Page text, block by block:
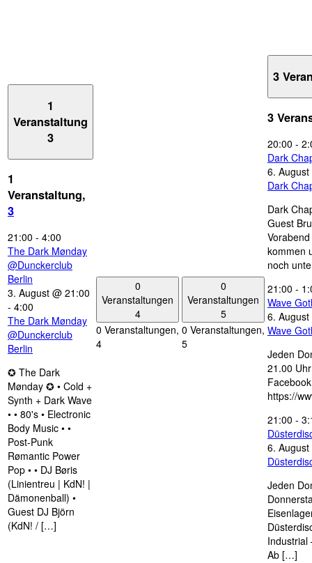
1
Veranstaltung
3
1
Veranstaltung,
3
21:00 - 4:00
The Dark Mønday
@Dunckerclub
Berlin
3. August @ 21:00
- 4:00
The Dark Mønday
@Dunckerclub
Berlin
✪ The Dark
Mønday ✪ • Cold +
Synth + Dark Wave
• • 80's • Electronic
Body Music • •
Post-Punk
Rømantic Power
Pop • • DJ Børis
(Linientreu | KdN! |
Dämonenball) •
Guest DJ Björn
(KdN! / […]
0
Veranstaltungen
4
0 Veranstaltungen,
4
0
Veranstaltungen
5
0 Veranstaltungen,
5
3
3
20:00 -
Dark
6.
Dark
Dark
Guest
kommen
noch
21:00 -
Wave
6.
Wave
Jeden
21.00
https://
21:00 -
6.
Jeden
Industrial
Ab […]